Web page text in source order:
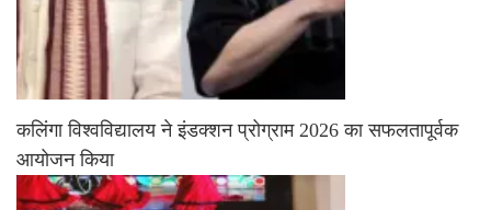
कलिंगा विश्वविद्यालय ने इंडक्शन प्रोग्राम 2026 का सफलतापूर्वक
आयोजन किया